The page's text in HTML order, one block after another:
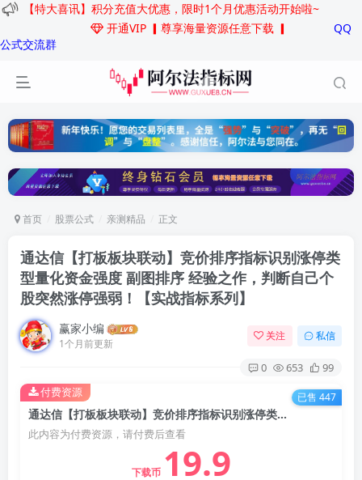
【特大喜讯】积分充值大优惠，限时1个月优惠活动开始啦~
开通VIP ▎尊享海量资源任意下载 ▎
QQ
公式交流群
首页 股票公式 亲测精品 正文
通达信【打板板块联动】竞价排序指标识别涨停类
型量化资金强度 副图排序 经验之作，判断自己个
股突然涨停强弱！
【实战指标系列】
赢家小编
1个月前更新
关注 私信
0 653 99
通达信【打板板块联动】竞价排序指标识别涨停类型量化资金强度 副图排序 经验之作，判断自己个股突然涨停强弱！【实战指标系列】
此内容为付费资源，请付费后查看
下载币 19.9
付费资源 已售 447